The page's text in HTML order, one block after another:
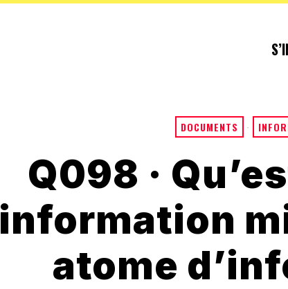
DOCUMENTS ·
Q098 ·
information
atome